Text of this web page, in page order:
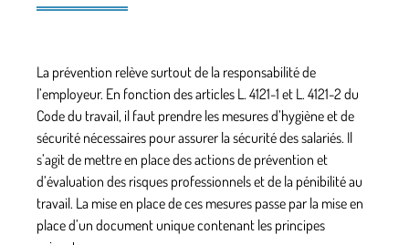
La prévention relève surtout de la responsabilité de
l’employeur. En fonction des articles L. 4121-1 et L. 4121-2 du
Code du travail, il faut prendre les mesures d’hygièneet de
sécurité nécessaires pour assurer la sécurité des salariés. Il
s’agit de mettre en place desactions de prévention et
d’évaluation des risques professionnels et de la pénibilité au
travail. La mise en place de ces mesures passe par la mise en
place d’un document unique contenant les principes